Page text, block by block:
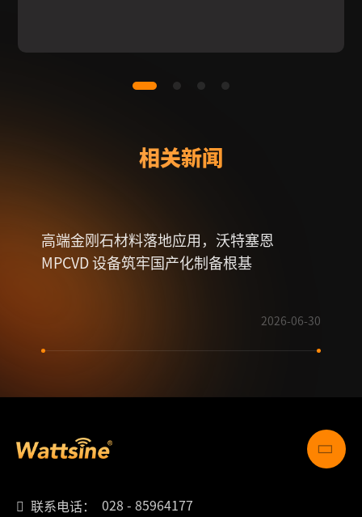
相关新闻
高端金刚石材料落地应用，沃特塞恩
MPCVD 设备筑牢国产化制备根基
2026-06-30
联系电话： 028 - 85964177